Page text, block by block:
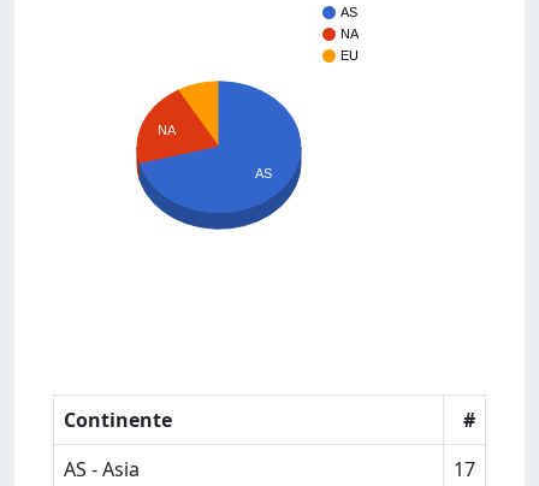
AS
NA
EU
NA
AS
Continente
#
AS - Asia
17